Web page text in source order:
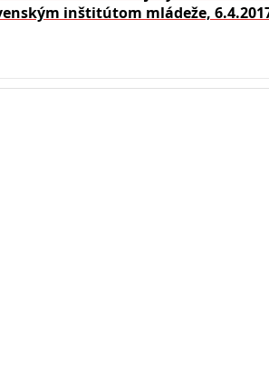
inštitútom mládeže,